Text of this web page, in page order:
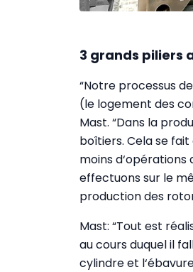
3 grands piliers
“Notre processus
(le logement des
Mast. “Dans la
boîtiers. Cela se fait
moins d‘opérations
effectuons sur le
production des
Mast: “Tout est
au cours duquel il
cylindre et